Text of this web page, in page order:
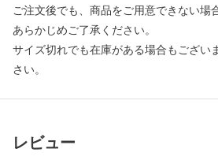
ご注文後でも、商品をご用意できない場
あらかじめご了承ください。
サイズ切れでも在庫がある場合もござい
さい。
レビュー